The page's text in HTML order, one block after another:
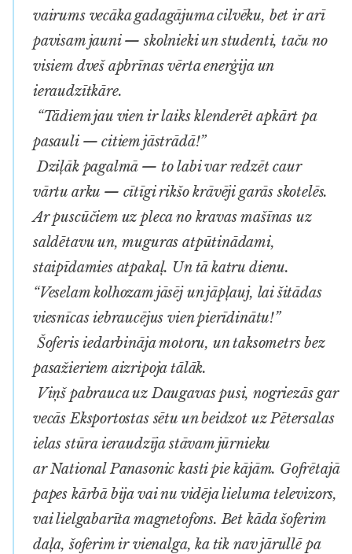
vairums vecāka gadagājuma cilvēku, bet ir arī
pavisam jauni — skolnieki un studenti, taču no
visiem dveš apbrīnas vērta enerģija un
ieraudzītkāre.
“Tādiem jau vien ir laiks klenderēt apkārt pa
pasauli — citiem jāstrādā!”
Dziļāk pagalmā — to labi var redzēt caur
vārtu arku — cītīgi rikšo krāvēji garās skotelēs.
Ar puscūčiem uz pleca no kravas mašīnas uz
saldētavu un, muguras atpūtinādami,
staipīdamies atpakaļ. Un tā katru dienu.
“Veselam kolhozam jāsēj un jāpļauj, lai šitādas
viesnīcas iebraucējus vien pierīdinātu!”
Šoferis iedarbināja motoru, un taksometrs bez
pasažieriem aizripoja tālāk.
Viņš pabrauca uz Daugavas pusi, nogriezās gar
vecās Eksportostas sētu un beidzot uz Pētersalas
ielas stūra ieraudzīja stāvam jūrnieku
arNational Panasonickasti pie kājām. Gofrētajā
papes kārbā bija vai nu vidēja lieluma televizors,
vai lielgabarīta magnetofons. Bet kāda šoferim
daļa, šoferim ir vienalga, ka tik nav jārullē pa